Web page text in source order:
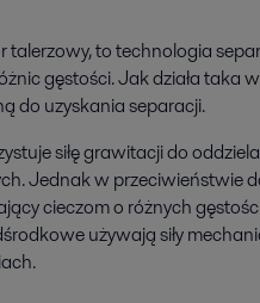
to technologia
gęstości. Jak działa taka
do uzyskania separacji.
siłę grawitacji do
Jednak w przeciwieństwie
cieczom o różnych
używają siły